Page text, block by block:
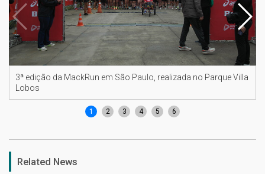
3ª edição da MackRun em São Paulo, realizada no Parque Villa
Lobos
1 2 3 4 5 6
Related News